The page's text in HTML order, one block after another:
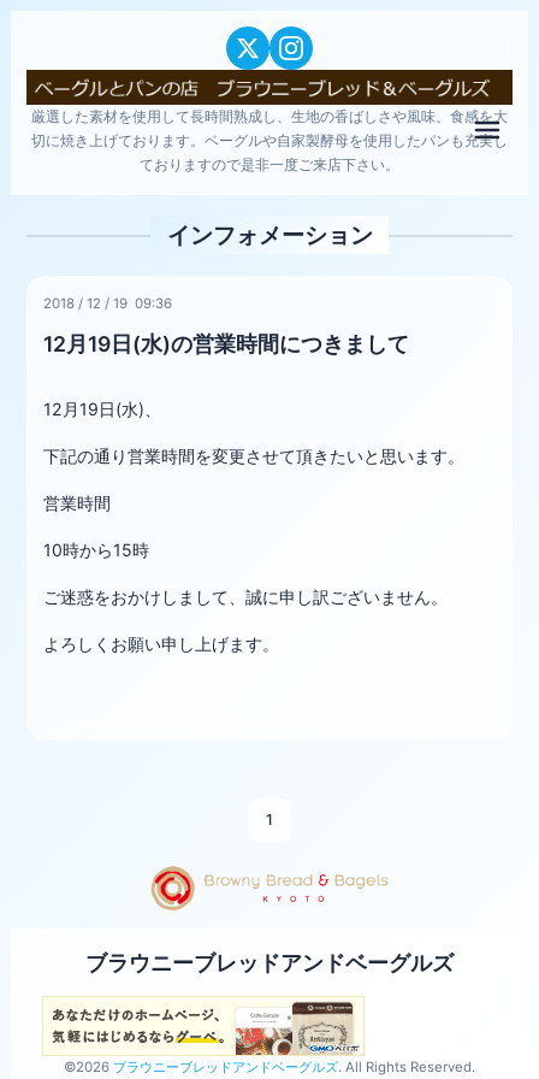
厳選した素材を使用して長時間熟成し、生地の香ばしさや風味、食感を大
切に焼き上げております。ベーグルや自家製酵母を使用したパンも充実し
ておりますので是非一度ご来店下さい。
メ
インフォメーション
2018 /12 /19 09:36
12月19日(水)の営業時間につきまして
12月19日(水)、
下記の通り営業時間を変更させて頂きたいと思います。
営業時間
10時から15時
ご迷惑をおかけしまして、誠に申し訳ございません。
よろしくお願い申し上げます。
1
ブラウニーブレッドアンドベーグルズ
©2026 ブラウニーブレッドアンドベーグルズ. All Rights Reserved.